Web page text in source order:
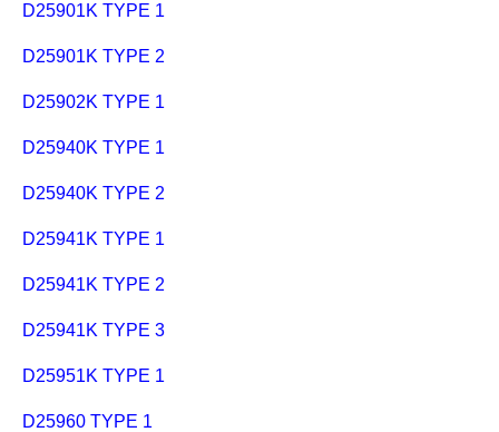
D25901K TYPE 1
D25901K TYPE 2
D25902K TYPE 1
D25940K TYPE 1
D25940K TYPE 2
D25941K TYPE 1
D25941K TYPE 2
D25941K TYPE 3
D25951K TYPE 1
D25960 TYPE 1